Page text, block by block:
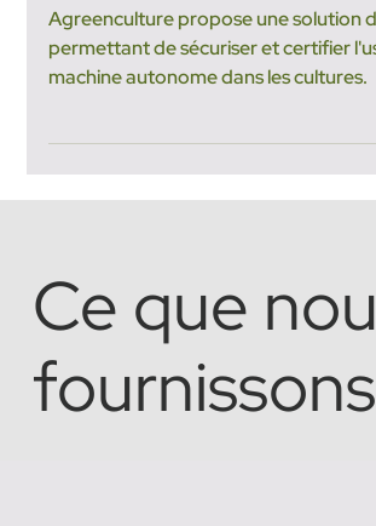
24 avr. 2024 2 min de lecture
pour garantir la